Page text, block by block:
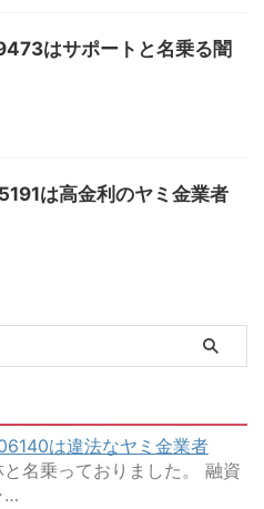
はサポートと名乗る闇
は高金利のヤミ金業者
は違法なヤミ金業者
名乗っておりました。 融資
…